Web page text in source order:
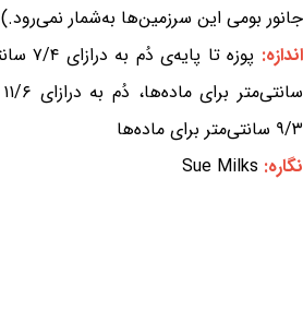
جانور بومی این سرزمین‌ها به‌شمار نمی‌رود.)
اندازه:
۹/۳ سانتی‌متر برای ماده‌ها
نگاره: Sue Milks